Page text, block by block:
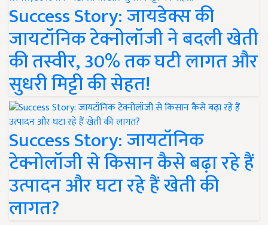
Success Story: जायडेक्स की
जायटॉनिक टेक्नोलॉजी ने बदली खेती
की तस्वीर, 30% तक घटी लागत और
सुधरी मिट्टी की सेहत!
Success Story: जायटॉनिक
टेक्नोलॉजी से किसान कैसे बढ़ा रहे हैं
उत्पादन और घटा रहे हैं खेती की
लागत?